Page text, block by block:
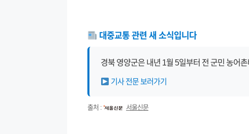
대중교통 관련 새 소식입니다
경북 영양군은 내년 1월 5일부터 전 군민 농어
기사 전문 보러가기
출처 : 서울신문